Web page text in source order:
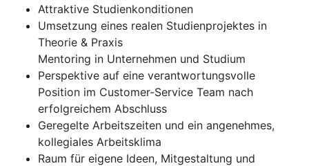
Attraktive Studienkonditionen
Umsetzung eines realen Studienprojektes in
Theorie & Praxis
Mentoring in Unternehmen und Studium
Perspektive auf eine verantwortungsvolle
Position im Customer-Service Team nach
erfolgreichem Abschluss
Geregelte Arbeitszeiten und ein angenehmes,
kollegiales Arbeitsklima
Raum für eigene Ideen, Mitgestaltung und